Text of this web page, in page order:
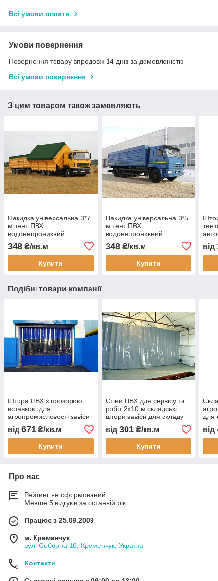
Всі умови оплати
Умови повернення
Повернення товару впродовж 14 днів за домовленістю
Всі умови повернення
З цим товаром також замовляють
Накидка універсальна 3*7
м тент ПВХ
водонепроникний
тент захисний тент на
замовлення доставка
348 ₴/кв.м
Купити
Накидка універсальна 3*5
м тент ПВХ
водонепроникний
тент на кузов тент
захисний тент на
замовлення доставка
348₴/кв.м
Купити
від
Подібні товари компанії
Штора ПВХ з прозорою
вставкою для
агропромисловості завіси
для складів штори для
тваринництва 2x3 м
водонепроникна
перегородка
від 671 ₴/кв.м
Купити
Стіни ПВХ для сервісу та
робіт 2x10 м складські
штори завіси для складу
цеху автомийки
водонепроникна
перегородка
від 301₴/кв.м
Купити
для
від
Про нас
Рейтинг не сформований
Менше 5 відгуків за останній рік
Працює з 25.09.2009
м. Кременчук
вул. Соборна 18, Кременчук, Україна
Контакти